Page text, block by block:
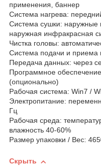
применения, баннер
Система нагрева:
Система сушки: наружные
наружная инфракрасная
Чистка головы:
Система подачи и приема
Передача данных: через
Программное
(опционально)
Рабочая система: Win7 /
Электропитание:
Гц
Рабочая среда:
влажность 40-60%
Размер упаковки / Вес:
Скрыть